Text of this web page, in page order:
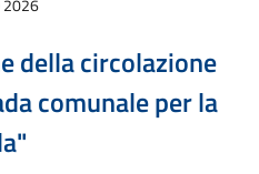
della circolazione
comunale per la